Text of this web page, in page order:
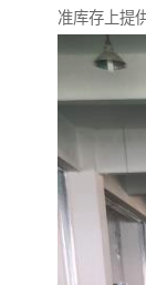
准库存上提